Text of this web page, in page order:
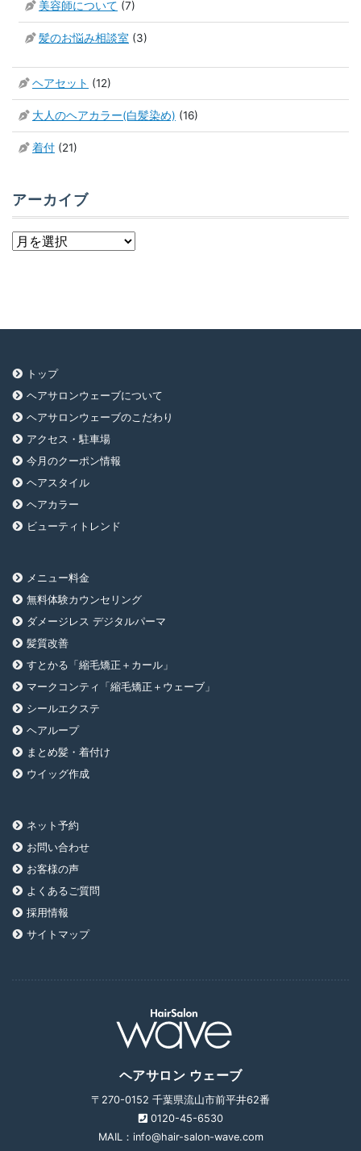
美容師について (7)
髪のお悩み相談室 (3)
ヘアセット (12)
大人のヘアカラー(白髪染め) (16)
着付 (21)
アーカイブ
ア
トップ
ヘアサロンウェーブについて
ヘアサロンウェーブのこだわり
アクセス・駐車場
今月のクーポン情報
ヘアスタイル
ヘアカラー
ビューティトレンド
メニュー料金
無料体験カウンセリング
ダメージレス デジタルパーマ
髪質改善
すとかる「縮毛矯正＋カール」
マークコンティ「縮毛矯正＋ウェーブ」
シールエクステ
ヘアループ
まとめ髪・着付け
ウイッグ作成
ネット予約
お問い合わせ
お客様の声
よくあるご質問
採用情報
サイトマップ
ヘアサロン ウェーブ
〒270-0152 千葉県流山市前平井62番
0120-45-6530
MAIL：info@hair-salon-wave.com